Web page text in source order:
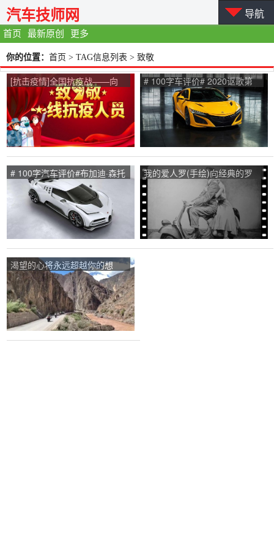
首页 最新原创 更多
汽车技师网 导航
你的位置： 首页 > TAG信息列表 > 致敬
[抗击疫情]全国抗疫战——向
一线抗疫人员致敬
# 100字车评价# 2020讴歌第
一代NSX
# 100字汽车评价#布加迪·森托
迪奇用夸张的表达向经典致敬
我的爱人罗(手绘)向经典的罗
马节日致敬
渴望的心将永远超越你的想
象，向驾车者致敬。